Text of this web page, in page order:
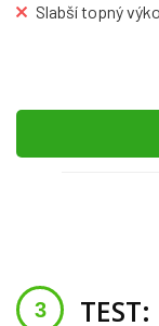
Slabší topný